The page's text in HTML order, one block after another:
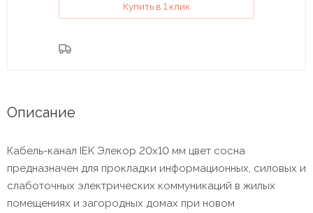
Купить в 1 клик
Описание
Кабель-канал IEK Элекор 20х10 мм цвет сосна
предназначен для прокладки информационных, силовых и
слаботочных электрических коммуникаций в жилых
помещениях и загородных домах при новом